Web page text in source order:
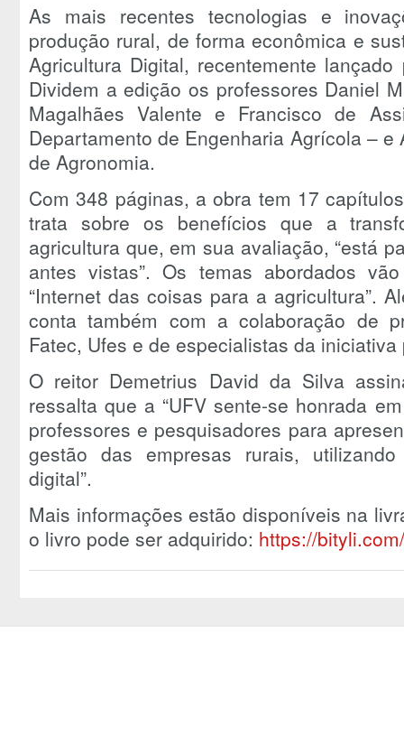
As mais recentes tecnologias e
produção rural, de forma econômica e
Agricultura Digital, recentemente
Dividem a edição os professores Daniel
Magalhães Valente e Francisco de
Departamento de Engenharia Agrícola –
de Agronomia.
Com 348 páginas, a obra tem 17
trata sobre os benefícios que a
agricultura que, em sua avaliação, “está
antes vistas”. Os temas abordados
“Internet das coisas para a agricultura”.
conta também com a colaboração de
Fatec, Ufes e de especialistas da iniciativa
O reitor Demetrius David da Silva
ressalta que a “UFV sente-se honrada
professores e pesquisadores para
gestão das empresas rurais,
digital”.
Mais informações estão disponíveis na
o livro pode ser adquirido: https://